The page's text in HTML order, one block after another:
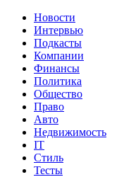
Новости
Интервью
Подкасты
Компании
Финансы
Политика
Общество
Право
Авто
Недвижимость
IT
Стиль
Тесты